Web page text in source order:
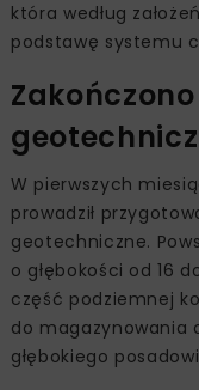
która według
podstawę systemu
W pierwszych
prowadził
geotechniczne.
o głębokości od 16
część podziemnej
do magazynowania
głębokiego